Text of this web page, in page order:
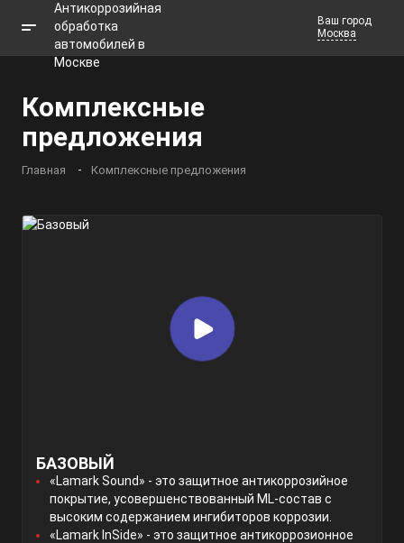
Ваш город
Москва
Комплексные
предложения
Главная Комплексные предложения
БАЗОВЫЙ
«Lamark Sound» - это защитное антикоррозийное
покрытие, усовершенствованный ML-состав с
высоким содержанием ингибиторов коррозии.
«Lamark InSide» - это защитное антикоррозионное
Телефоны
Заказать звонок